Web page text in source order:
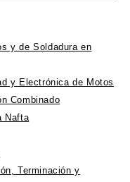
y de Soldadura en
y Electrónica de Motos
Combinado
Nafta
Terminación y